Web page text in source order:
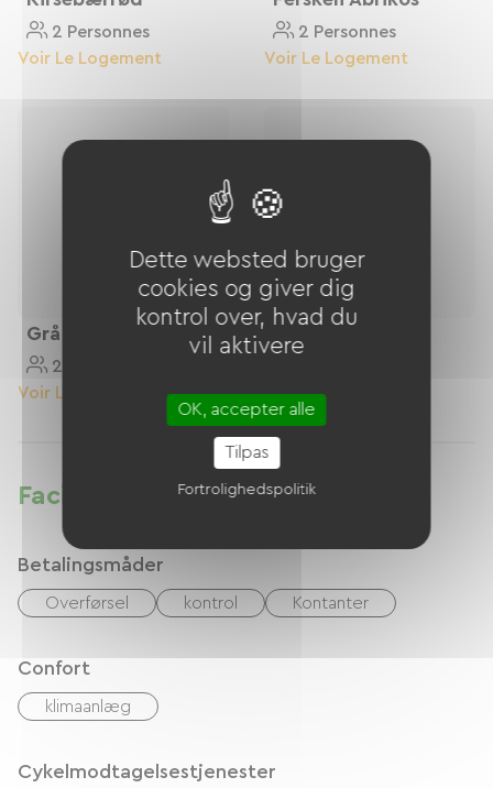
2 Personnes
Voir Le Logement
2 Personnes
Voir Le Logement
Grå Sten
2 Personnes
Voir Le Logement
Voir Le Logement
Faciliteter
Betalingsmåder
Overførsel kontrol Kontanter
Confort
klimaanlæg
Cykelmodtagelsestjenester
Dette websted bruger
cookies og giver dig
kontrol over, hvad du
vil aktivere
OK, accepter alle
Tilpas
Fortrolighedspolitik